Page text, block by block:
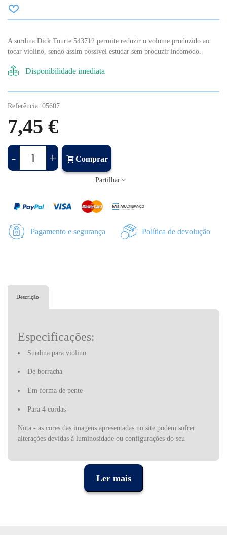
A surdina Dick Tourte 543712 permite reduzir o volume produzido ao
tocar violino, sendo assim possível estudar sem produzir incómodo.
Disponibilidade imediata
Referência: 05607
7,45 €
- + Comprar
Partilhar
Pagamento e segurança Política de devolução
Descrição
Especificações:
Surdina para violino
De borracha
Em forma de pente
Para 4 cordas
Nota - as cores das imagens apresentadas no site podem sofrer
alterações devidas à luminosidade ou configurações do seu
utilizador.
Ler mais